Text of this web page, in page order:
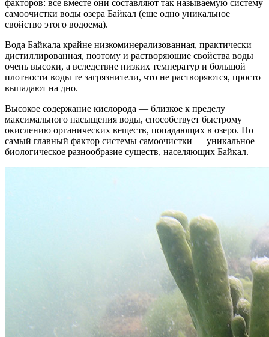
факторов: все вместе они составляют так называемую систему
самоочистки воды озера Байкал (еще одно уникальное
свойство этого водоема).
Вода Байкала крайне низкоминерализованная, практически
дистиллированная, поэтому и растворяющие свойства воды
очень высоки, а вследствие низких температур и большой
плотности воды те загрязнители, что не растворяются, просто
выпадают на дно.
Высокое содержание кислорода — близкое к пределу
максимального насыщения воды, способствует быстрому
окислению органических веществ, попадающих в озеро. Но
самый главный фактор системы самоочистки — уникальное
биологическое разнообразие существ, населяющих Байкал.